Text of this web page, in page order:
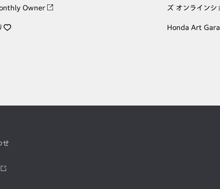
Owner
ズ オンラインシ
Honda Art
せ